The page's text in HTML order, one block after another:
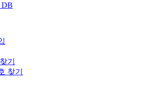
DB
기
찾기